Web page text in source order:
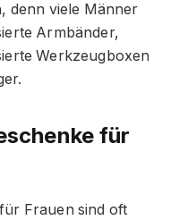
denn viele Männer
Armbänder,
Werkzeugboxen
für
Frauen sind oft